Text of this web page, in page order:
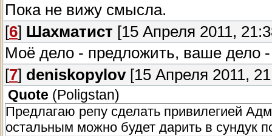
Пока не вижу смысла.
[6] Шахматист [15 Апреля 2011,
Моё дело - предложить, ваше дело -
[7] deniskopylov[15 Апреля 2011,
Quote ( Poligstan)
Предлагаю репу сделать привилегией
остальным можно будет дарить в сундук